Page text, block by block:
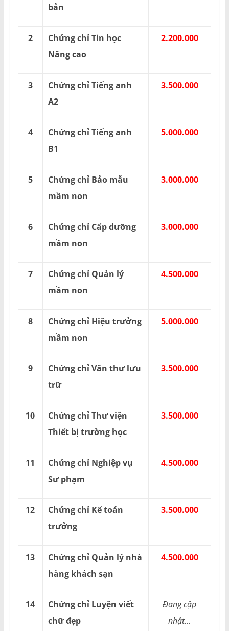
bản
2
Chứng chỉ Tin học
Nâng cao
2.200.000
3
Chứng chỉ Tiếng anh
A2
3.500.000
4
Chứng chỉ Tiếng anh
B1
5.000.000
5
Chứng chỉ Bảo mẫu
mầm non
3.000.000
6
Chứng chỉ Cấp dưỡng
mầm non
3.000.000
7
Chứng chỉ Quản lý
mầm non
4.500.000
8
Chứng chỉ Hiệu trưởng
mầm non
5.000.000
9
Chứng chỉ Văn thư lưu
trữ
3.500.000
10
Chứng chỉ Thư viện
Thiết bị trường học
3.500.000
11
Chứng chỉ Nghiệp vụ
Sư phạm
4.500.000
12
Chứng chỉ Kế toán
trưởng
3.500.000
13
Chứng chỉ Quản lý nhà
hàng khách sạn
4.500.000
14
Chứng chỉ Luyện viết
chữ đẹp
Đang cập
nhật...